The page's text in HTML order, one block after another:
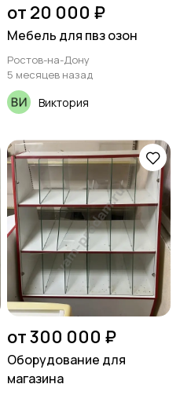
от 20 000 ₽
Мебель для пвз озон
Ростов-на-Дону
5 месяцев назад
Виктория
от 300 000 ₽
Оборудование для
магазина